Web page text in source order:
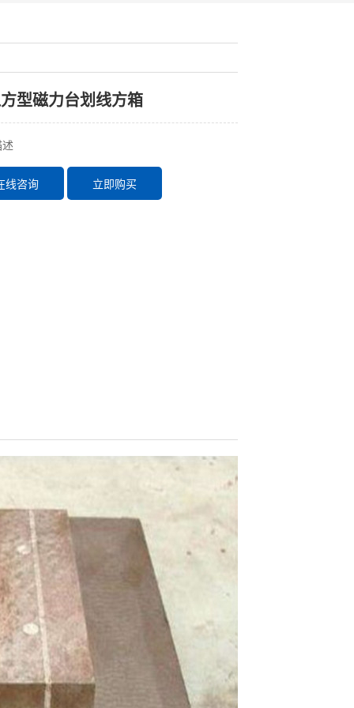
型磁力台划线方箱
线咨询 立即购买